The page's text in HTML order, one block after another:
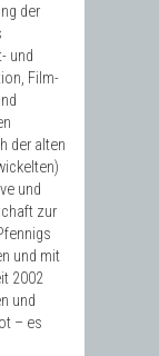
der
und
Film-
der alten
und
zur
und mit
2002
und
– es